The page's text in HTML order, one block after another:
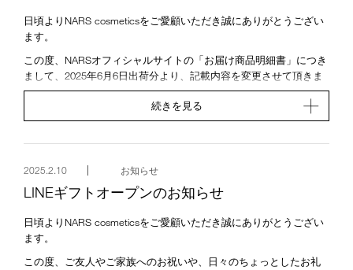
お客さまにはご迷惑をおかけして誠に申し訳ございませんが、今
す。
日頃よりNARS cosmeticsをご愛顧いただき誠にありがとうござい
ます。
この度、NARSオフィシャルサイトの「お届け商品明細書」につき
まして、2025年6月6日出荷分より、記載内容を変更させて頂きま
す。
商品単価(税込)
ご注文金額合計(税込)
ご利用ポイント合計
獲得予定ポイント
今回獲得予定クーポン
ご注文時ポイント還元率
続きを見る
2025.2.10 お知らせ
LINEギフトオープンのお知らせ
日頃よりNARS cosmeticsをご愛顧いただき誠にありがとうござい
ます。
この度、ご友人やご家族へのお祝いや、日々のちょっとしたお礼